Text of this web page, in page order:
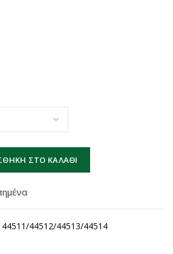
ΣΤΟ ΚΑΛΆΘΙ
44511/44512/44513/44514